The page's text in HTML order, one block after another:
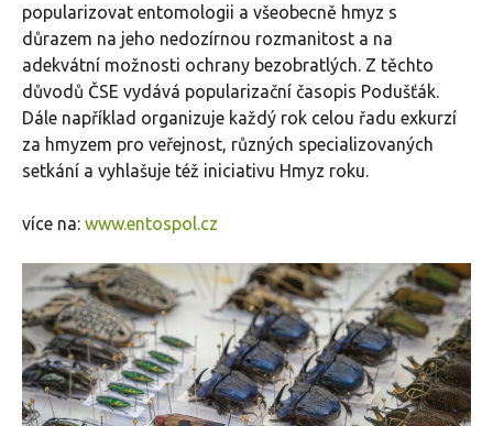
popularizovat entomologii a všeobecně hmyz s
důrazem na jeho nedozírnou rozmanitost a na
adekvátní možnosti ochrany bezobratlých. Z těchto
důvodů ČSE vydává popularizační časopis Podušťák.
Dále například organizuje každý rok celou řadu exkurzí
za hmyzem pro veřejnost, různých specializovaných
setkání a vyhlašuje též iniciativu Hmyz roku.
více na: www.entospol.cz